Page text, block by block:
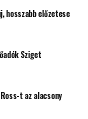
hosszabb előzetese
Sziget
t az alacsony